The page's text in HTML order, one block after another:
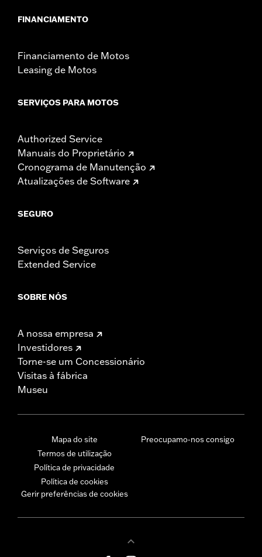
FINANCIAMENTO
Financiamento de Motos
Leasing de Motos
SERVIÇOS PARA MOTOS
Authorized Service
Manuais do Proprietário
Cronograma de Manutenção
Atualizações de Software
SEGURO
Serviços de Seguros
Extended Service
SOBRE NÓS
A nossa empresa
Investidores
Torne-se um Concessionário
Visitas à fábrica
Museu
Mapa do site
Termos de utilização
Política de privacidade
Política de cookies
Gerir preferências de cookies
Preocupamo-nos consigo